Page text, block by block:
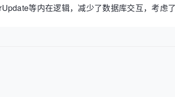
等内在逻辑，减少了数据库交互，考虑